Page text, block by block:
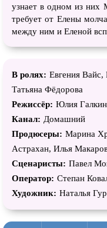
узнает в одном из них
требует от Елены
между ним и Еленой
В ролях: Евгения Вайс,
Татьяна Фёдорова
Режиссёр: Юлия
Канал: Домашний
Продюсеры: Марина
Астрахан, Илья
Сценаристы: Павел
Оператор: Степан
Художник: Наталья